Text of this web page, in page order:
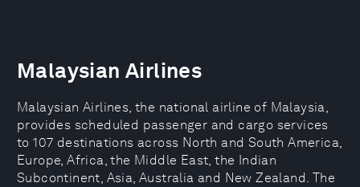
Malaysian Airlines
Malaysian Airlines, the national airline of Malaysia,
provides scheduled passenger and cargo services
to 107 destinations across North and South America,
Europe, Africa, the Middle East, the Indian
Subcontinent, Asia, Australia and New Zealand. The